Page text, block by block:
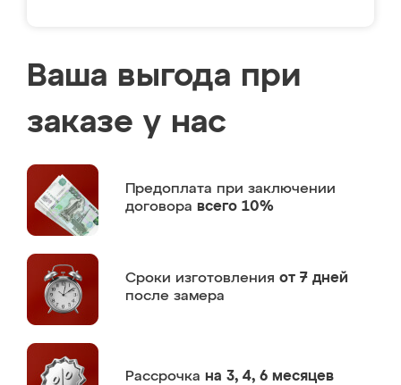
Ваша выгода при
заказе у нас
Предоплата при заключении
договора всего 10%
Сроки изготовления от 7 дней
после замера
Рассрочка на 3, 4, 6 месяцев